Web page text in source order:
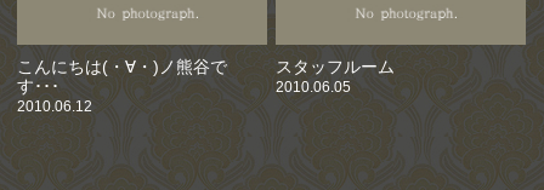
こんにちは(・∀・)ノ熊谷で
す･･･
2010.06.12
スタッフルーム
2010.06.05